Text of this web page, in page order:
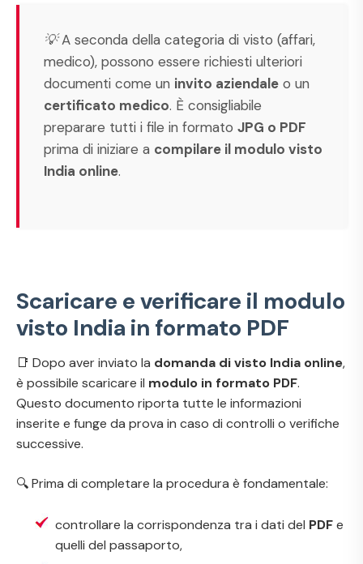
💡 A seconda della categoria di visto (affari,
medico), possono essere richiesti ulteriori
documenti come un invito aziendale o un
certificato medico. È consigliabile
preparare tutti i file in formato JPG o PDF
prima di iniziare a compilare il modulo visto
India online.
Scaricare e verificare il modulo
visto India in formato PDF
📑 Dopo aver inviato la domanda di visto India online,
è possibile scaricare il modulo in formato PDF.
Questo documento riporta tutte le informazioni
inserite e funge da prova in caso di controlli o verifiche
successive.
🔍 Prima di completare la procedura è fondamentale:
controllare la corrispondenza tra i dati del PDFe
quelli del passaporto,